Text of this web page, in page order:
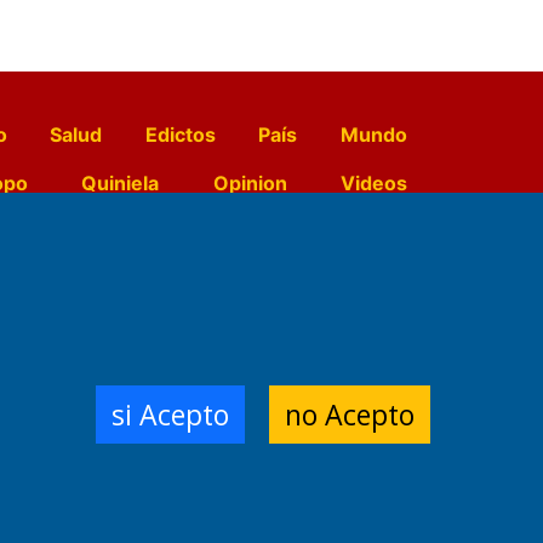
Salud Edictos País
Mundo
Quiniela Opinion
Videos
Impresora:
si Acepto no Acepto